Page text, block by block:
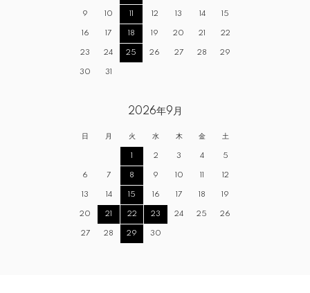
9 10 12 13 14 15
16 17 18 19 20 21 22
23 24 25 26 27 28 29
30 31
2026年9月
日 月 火 水 木 金 土
2 3 4 5
6 7 8 9 10 12
13 14 15 16 17 18 19
20 21 22 23 24 25 26
27 28 29 30